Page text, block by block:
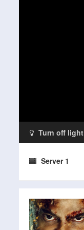
Turn off light
Server 1